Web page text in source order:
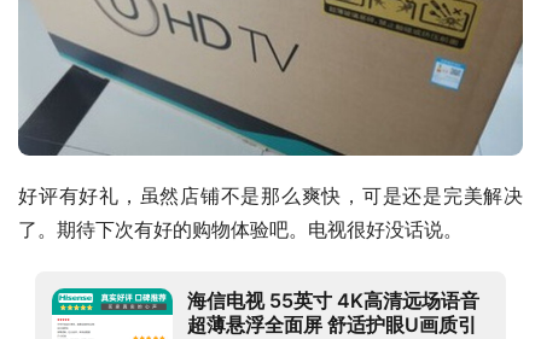
好评有好礼，虽然店铺不是那么爽快，可是还是完美解决
了。期待下次有好的购物体验吧。电视很好没话说。
海信电视 55英寸 4K高清远场语音
超薄悬浮全面屏 舒适护眼U画质引